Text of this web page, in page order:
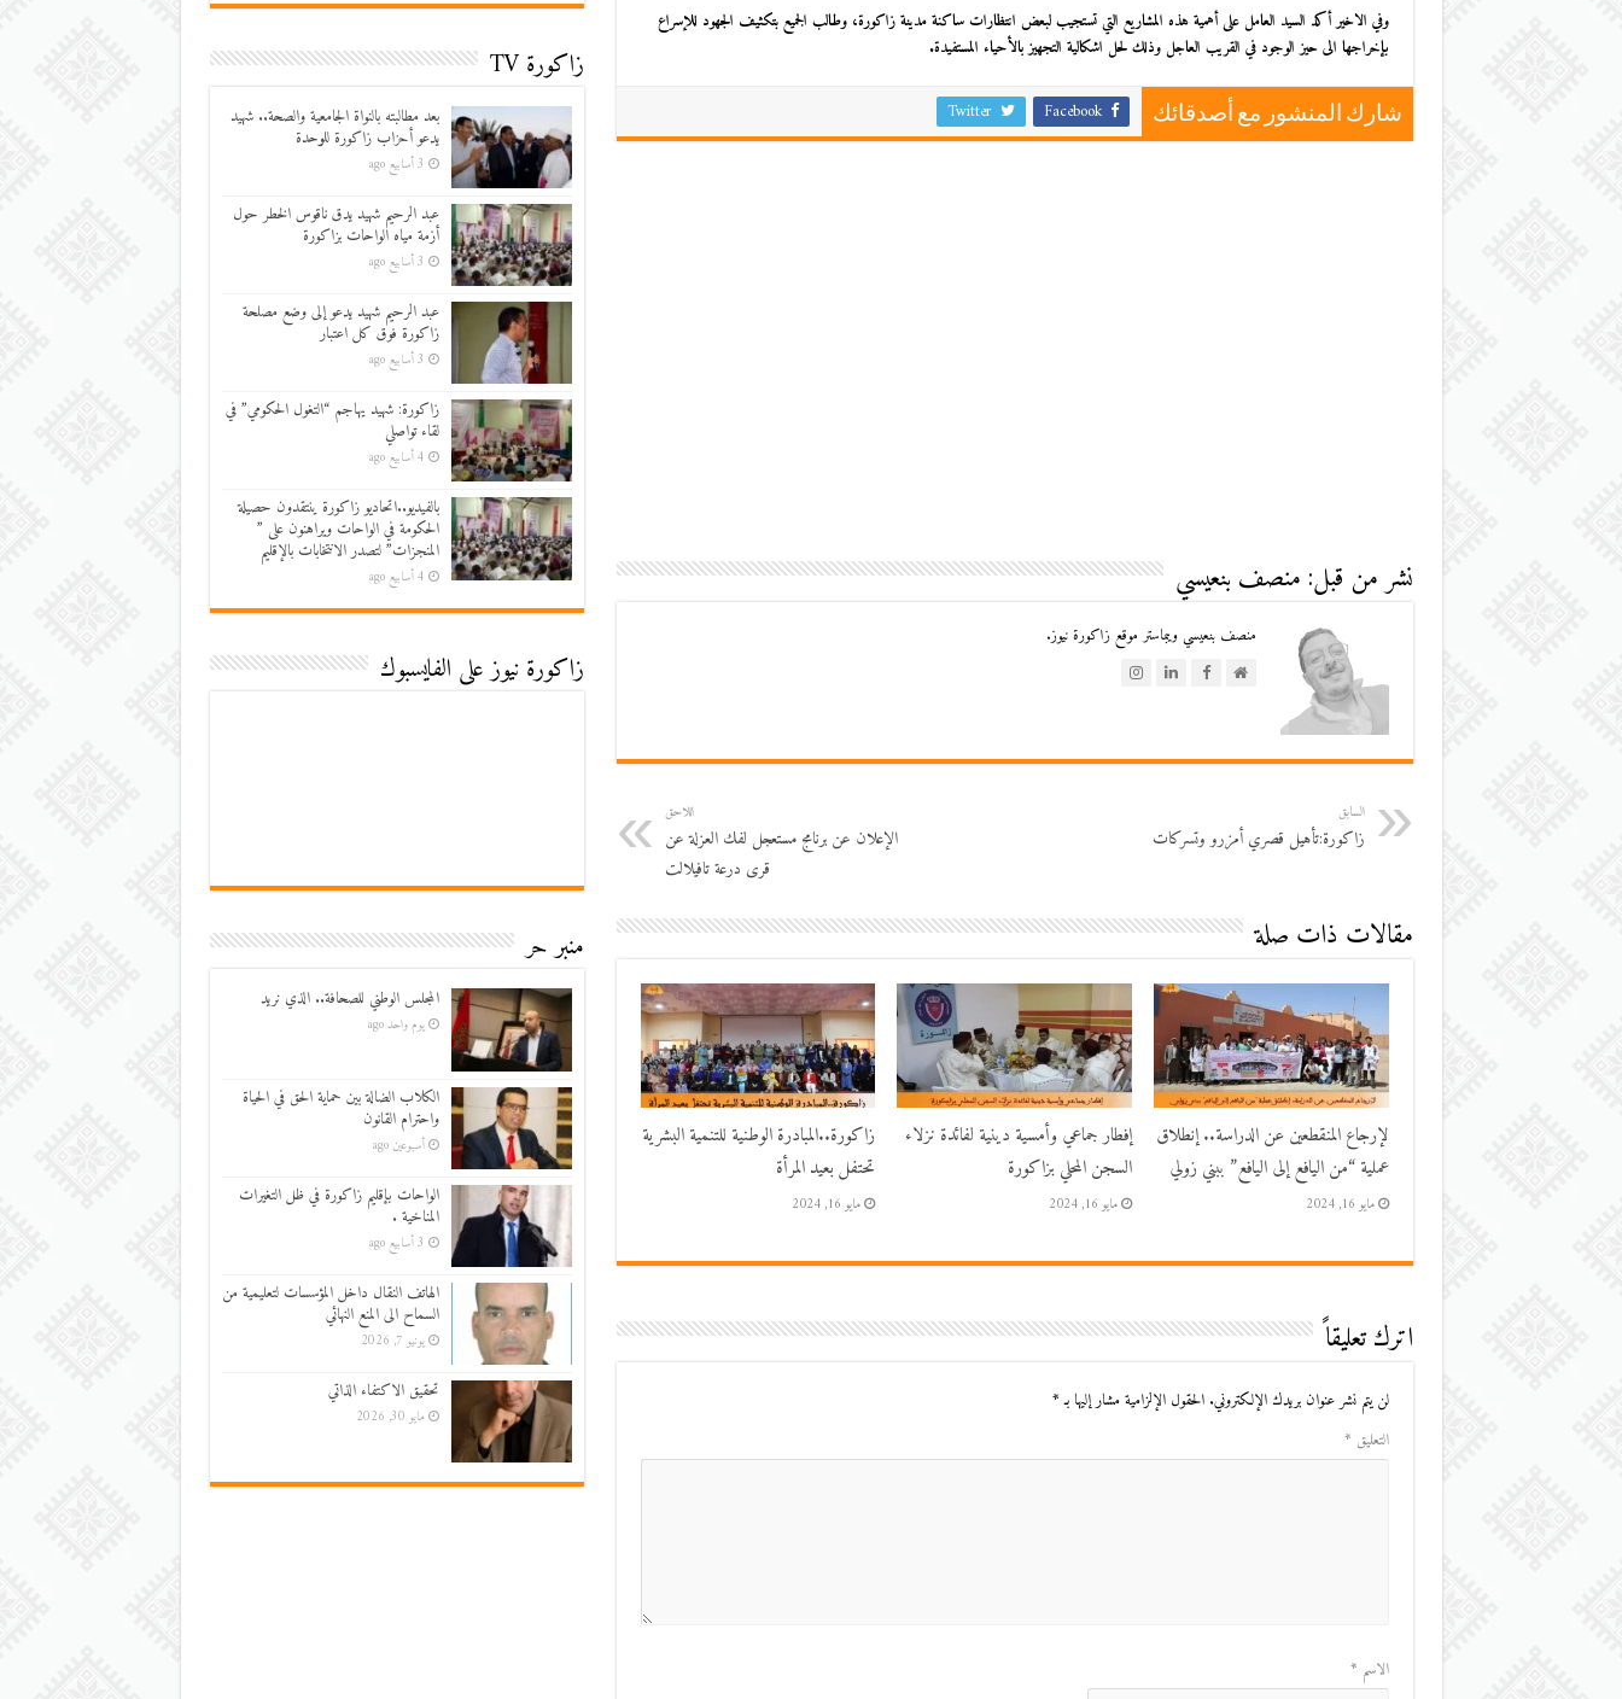
وفي الاخير أكد السيد العامل على أهمية هذه المشاريع التي تستجيب لبعض انتظارات ساكنة مدينة زاكورة، وطالب الجميع بتكثيف الجهود للإسراع
بإخراجها الى حيز الوجود في القريب العاجل وذلك لحل اشكالية التجهيز بالأحياء المستفيدة.
شارك المنشور مع أصدقائك Facebook
Twitter
نشر من قبل: منصف بنعيسي
منصف بنعيسي ويبماستر موقع زاكورة نيوز.
السابق
زاكورة:تأهيل قصري أمزرو وتسركات‎
اللاحق
الإعلان عن برنامج مستعجل لفك العزلة عن
قرى درعة تافيلالت
مقالات ذات صلة
لإرجاع المنقطعين عن الدراسة.. إنطلاق
عملية “من اليافع إلى اليافع” ببني زولي
مايو 16, 2024
إفطار جماعي وأمسية دينية لفائدة نزلاء
السجن المحلي بزاكورة
مايو 16, 2024
زاكورة..المبادرة الوطنية للتنمية البشرية
تحتفل بعيد المرأة
مايو 16, 2024
اترك تعليقاً
لن يتم نشر عنوان بريدك الإلكتروني. الحقول الإلزامية مشار إليها بـ*
التعليق *
الاسم *
زاكورة TV
بعد مطالبته بالنواة الجامعية والصحة.. شهيد
يدعو أحزاب زاكورة للوحدة
3 أسابيع ago
عبد الرحيم شهيد يدق ناقوس الخطر حول
أزمة مياه الواحات بزاكورة
3 أسابيع ago
عبد الرحيم شهيد يدعو إلى وضع مصلحة
زاكورة فوق كل اعتبار
3 أسابيع ago
زاكورة: شهيد يهاجم “التغول الحكومي” في
لقاء تواصلي
4 أسابيع ago
بالفيديو..اتحاديو زاكورة ينتقدون حصيلة
الحكومة في الواحات ويراهنون على ”
المنجزات” لتصدر الانتخابات بالإقليم
4 أسابيع ago
زاكورة نيوز على الفايسبوك
منبر حر
المجلس الوطني للصحافة.. الذي نريد
يوم واحد ago
الكلاب الضالة بين حماية الحق في الحياة
واحترام القانون
أسبوعين ago
الواحات بإقليم زاكورة في ظل التغيرات
المناخية .
3 أسابيع ago
الهاتف النقال داخل المؤسسات لتعليمية من
السماح الى المنع النهائي
يونيو 7, 2026
تحقيق الاكتفاء الذاتي
مايو 30, 2026